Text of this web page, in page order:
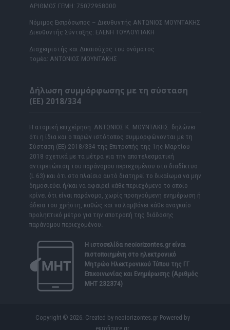
ΑΡΙΘΜΟΣ ΓΕΜΗ: 75072958000
Νόμιμος Εκπρόσωπος – Διευθυντής ΑΝΤΩΝΙΟΣ ΜΟΥΝΤΑΚΗΣ
Διευθυντής Σύνταξης: ΕΛΕΝΗ ΤΟΥΛΟΥΠΑΚΗ
Διαχειριστής και Δικαιούχος του ονόματος
τομέα: ΑΝΤΩΝΙΟΣ ΜΟΥΝΤΑΚΗΣ
Δήλωση συμμόρφωσης με τη σύσταση
(ΕΕ) 2018/334
Η ατομική επιχείρηση ΑΝΤΩΝΙΟΣ Κ. ΜΟΥΝΤΑΚΗΣ δηλώνει
ότι η ίδια και ο παρών ιστότοπος συμμορφώνονται με τη
Σύσταση (ΕΕ) 2018/334 της Επιτροπής της 1ης Μαρτίου
2018 σχετικά με τα μέτρα για την αποτελεσματική
αντιμετώπιση του παράνομου περιεχομένου στο διαδίκτυο
(L 63) και ότι στο πλαίσιο αυτό διατηρεί το δικαίωμα να μην
δημοσιεύει ή/και να αφαιρεί κάθε περιεχόμενο το οποίο
κρίνει ότι είναι παράνομο, χωρίς προηγούμενη ενημέρωση ή
άδεια του χρήστη, καθώς και να λαμβάνει κάθε αναγκαίο
προληπτικό μέτρο για την αποτροπή της διάδοσης
παράνομου περιεχομένου.
Η ιστοσελίδα neoiorizontes.grείναι
πιστοποιημένη στο ηλεκτρονικό
Μητρώο Ηλεκτρονικού Τύπου της ΓΓ
Επικοινωνίας και Ενημέρωσης (Αριθμός
ΜΗΤ 232374)
Copyright © 2026. Created by neoiorizontes.gr Powered by
eurofigure.gr